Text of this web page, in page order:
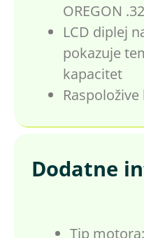
OREGON
LCD diplej
pokazuje
kapacitet
Dodatne
Tip